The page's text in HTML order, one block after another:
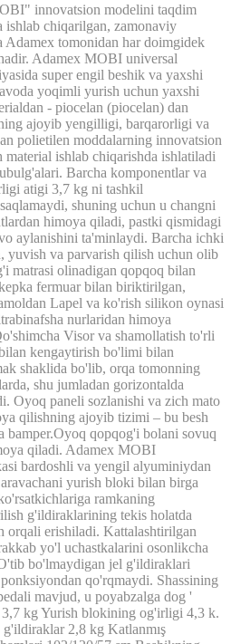
" innovatsion modelini taqdim
ishlab chiqarilgan, zamonaviy
Adamex tomonidan har doimgidek
. Adamex MOBI universal
super engil beshik va yaxshi
yoqimli yurish uchun yaxshi
- piocelan (piocelan) dan
ajoyib yengilligi, barqarorligi va
polietilen moddalarning innovatsion
material ishlab chiqarishda ishlatiladi
. Barcha komponentlar va
atigi 3,7 kg ni tashkil
saqlamaydi, shuning uchun u changni
himoya qiladi, pastki qismidagi
aylanishini ta'minlaydi. Barcha ichki
yuvish va parvarish qilish uchun olib
matrasi olinadigan qopqoq bilan
fermuar bilan biriktirilgan,
Lapel va ko'rish silikon oynasi
nurlaridan himoya
Visor va shamollatish to'rli
kengaytirish bo'limi bilan
shaklida bo'lib, orqa tomonning
, shu jumladan gorizontalda
. Oyoq paneli sozlanishi va zich mato
qilishning ajoyib tizimi – bu besh
bamper.Oyoq qopqog'i bolani sovuq
qiladi. Adamex MOBI
bardoshli va yengil alyuminiydan
aravachani yurish bloki bilan birga
ramkaning
g'ildiraklarining tekis holatda
orqali erishiladi. Kattalashtirilgan
yo'l uchastkalarini osonlikcha
bo'lmaydigan jel g'ildiraklari
ponksiyondan qo'rqmaydi. Shassining
mavjud, u poyabzalga dog '
3,7 kg Yurish blokining og'irligi 4,3 k.
g'ildiraklar 2,8 kg Katlanmış